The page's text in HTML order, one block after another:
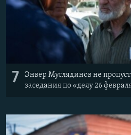
7
Энвер Муслядинов не
заседания по «делу 26